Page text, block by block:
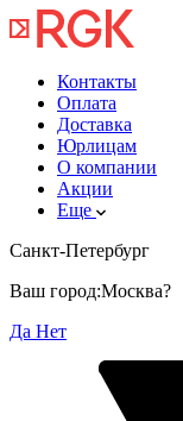
Контакты
Оплата
Доставка
Юрлицам
О компании
Акции
Еще
Санкт-Петербург
Ваш город:Москва?
Да Нет